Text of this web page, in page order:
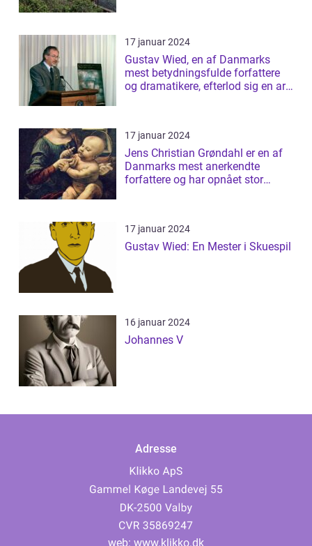
17 januar 2024
Gustav Wied, en af Danmarks
mest betydningsfulde forfattere
og dramatikere, efterlod sig en arv
17 januar 2024
Jens Christian Grøndahl er en af
Danmarks mest anerkendte
forfattere og har opnået stor
17 januar 2024
Gustav Wied: En Mester i Skuespil
16 januar 2024
Johannes V
Adresse
web: www.klikko.dk